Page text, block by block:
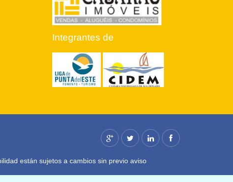
Integrantes de
están sujetos a cambios sin previo aviso